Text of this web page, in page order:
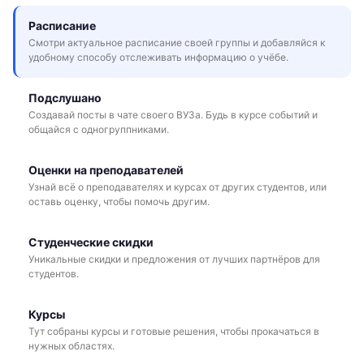
Расписание
Смотри актуальное расписание своей группы и добавляйся к
удобному способу отслеживать информацию о учёбе.
Подслушано
Создавай посты в чате своего ВУЗа. Будь в курсе событий и
общайся с одногруппниками.
Оценки на преподавателей
Узнай всё о преподавателях и курсах от других студентов, или
оставь оценку, чтобы помочь другим.
Студенческие скидки
Уникальные скидки и предложения от лучших партнёров для
студентов.
Курсы
Тут собраны курсы и готовые решения, чтобы прокачаться в
нужных областях.